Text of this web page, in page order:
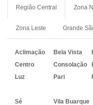
Região Central Zona
Zona Leste Grande
Aclimação Bela Vista
Centro
Consolação
Luz
Pari
Sé
Vila Buarque